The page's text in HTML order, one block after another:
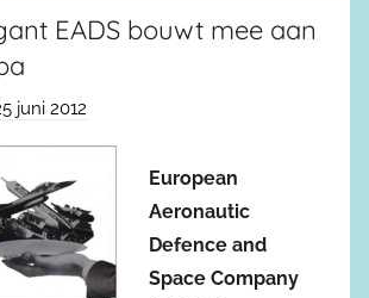
EADS bouwt mee aan
juni 2012
European
Aeronautic
Defence and
Space Company